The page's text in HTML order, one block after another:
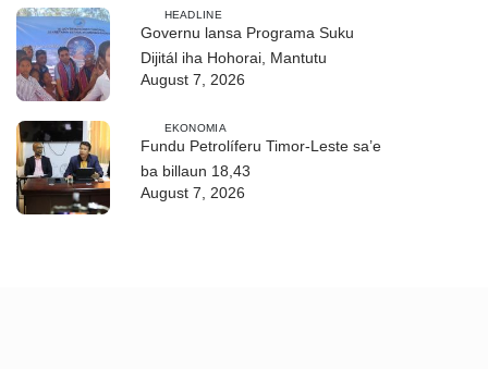
HEADLINE
Governu lansa Programa Suku
Dijitál iha Hohorai, Mantutu
August 7, 2026
EKONOMIA
Fundu Petrolíferu Timor-Leste sa’e
ba billaun 18,43
August 7, 2026